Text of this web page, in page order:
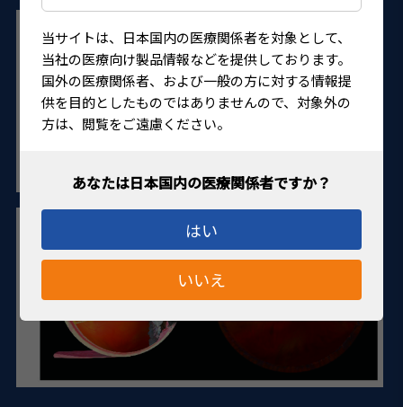
当サイトは、日本国内の医療関係者を対象として、
当社の医療向け製品情報などを提供しております。
国外の医療関係者、および一般の方に対する情報提
供を目的としたものではありませんので、対象外の
方は、閲覧をご遠慮ください。
はい
いいえ